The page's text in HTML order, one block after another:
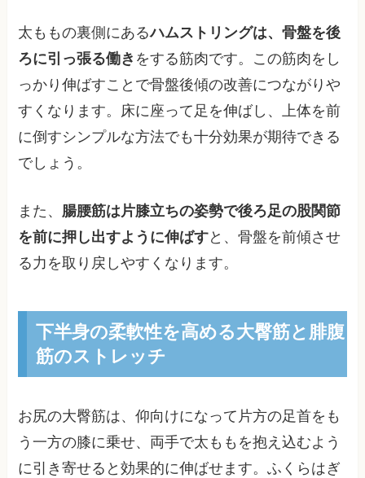
太ももの裏側にあるハムストリングは、骨盤を後
ろに引っ張る働き をする筋肉です。この筋肉をし
っかり伸ばすことで骨盤後傾の改善につながりや
すくなります。床に座って足を伸ばし、上体を前
に倒すシンプルな方法でも十分効果が期待できる
でしょう。
また、 腸腰筋は片膝立ちの姿勢で後ろ足の股関節
を前に押し出すように伸ばすと、骨盤を前傾させ
る力を取り戻しやすくなります。
下半身の柔軟性を高める大臀筋と腓腹
筋のストレッチ
お尻の大臀筋は、仰向けになって片方の足首をも
う一方の膝に乗せ、両手で太ももを抱え込むよう
に引き寄せると効果的に伸ばせます。ふくらはぎ